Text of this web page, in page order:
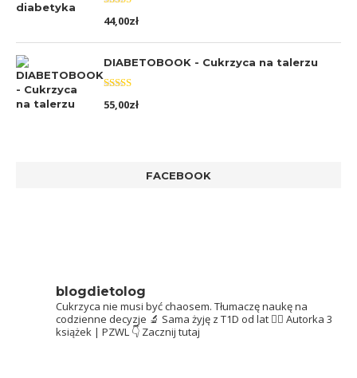
Oceniono
5.00na 5
44,00zł
DIABETOBOOK - Cukrzyca na talerzu
Oceniono
5.00na 5
55,00zł
FACEBOOK
blogdietolog
Cukrzyca nie musi być chaosem. Tłumaczę naukę na
codzienne decyzje 🔬 Sama żyję z T1D od lat 👩‍⚕️ Autorka 3
książek | PZWL 👇 Zacznij tutaj